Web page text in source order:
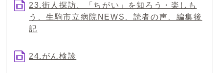
23.街人探訪、「ちがい」を知ろう・楽しも
う、生駒市立病院NEWS、読者の声、編集後
記
24.がん検診